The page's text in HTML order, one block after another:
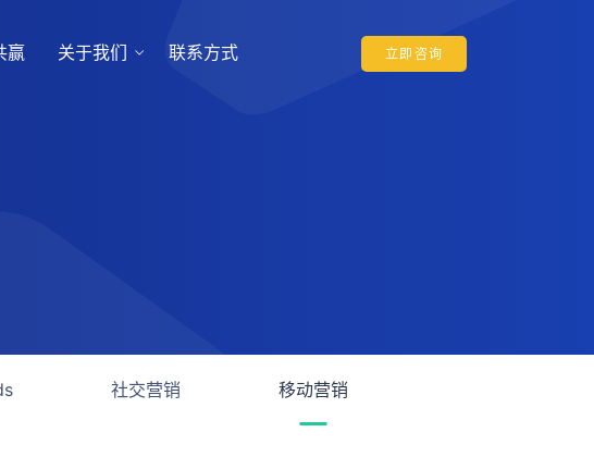
赢 关于我们 联系方式 立即咨询
社交营销 移动营销